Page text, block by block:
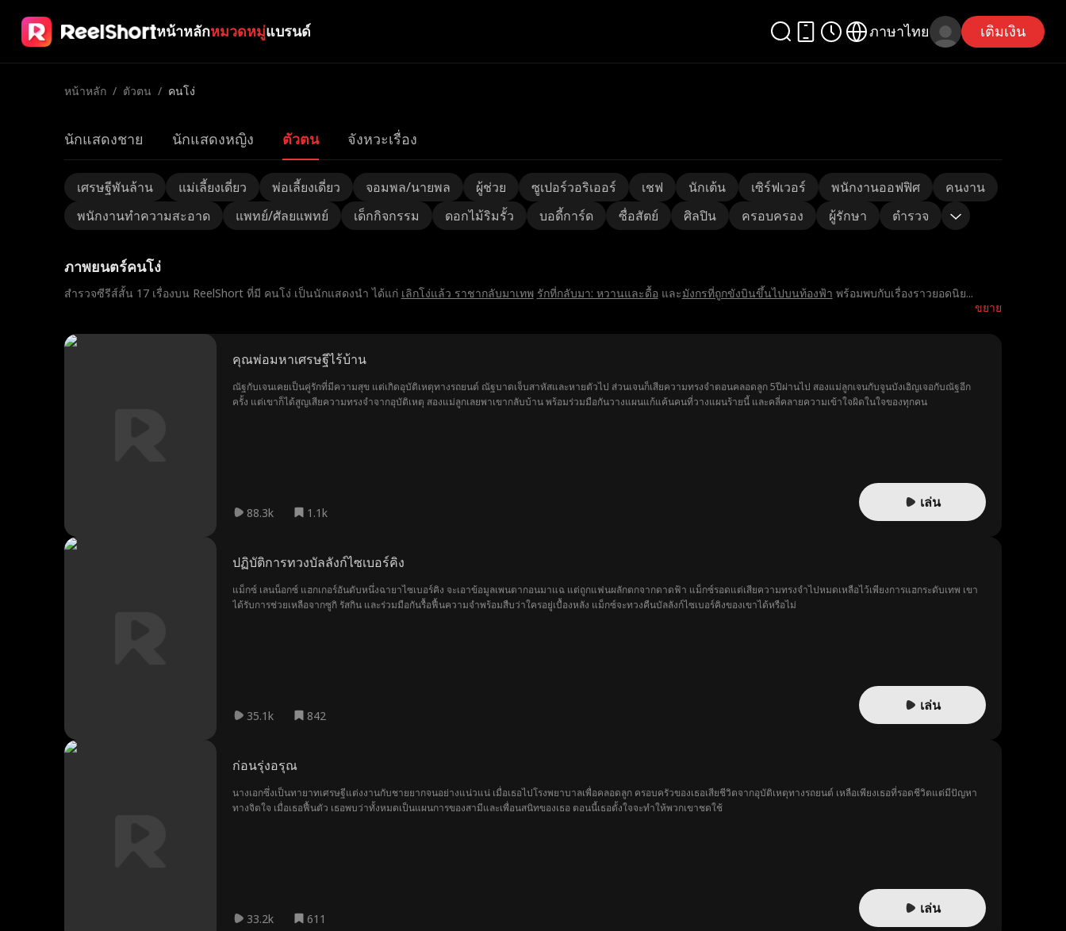
หน้าหลักหมวดหมู่แบรนด์ ภาษาไทย เติมเงิน
หน้าหลัก / ตัวตน / คนโง่
นักแสดงชาย นักแสดงหญิง ตัวตน จังหวะเรื่อง
เศรษฐีพันล้าน แม่เลี้ยงเดี่ยว พ่อเลี้ยงเดี่ยว จอมพล/นายพล ผู้ช่วย ซูเปอร์วอริเออร์ เชฟ นักเต้น เซิร์ฟเวอร์ พนักงานออฟฟิศ
คนงาน
พนักงานทําความสะอาด
แพทย์/ศัลยแพทย์ เด็กกิจกรรม ดอกไม้ริมรั้ว บอดี้การ์ด ซื่อสัตย์ ศิลปิน ครอบครอง ผู้รักษา ตำรวจ
ภาพยนตร์คนโง่
ขยาย
สำรวจซีรีส์สั้น 17 เรื่องบน ReelShort ที่มี คนโง่ เป็นนักแสดงนำ ได้แก่ เลิกโง่แล้ว ราชากลับมาเทพ รักที่กลับมา: หวานและดื้อ และมังกรที่ถูกขังบินขึ้นไปบนท้องฟ้า พร้อมพบกับเรื่องราวยอดนิย...
คุณพ่อมหาเศรษฐีไร้บ้าน
ณัฐกับเจนเคยเป็นคู่รักที่มีความสุข แต่เกิดอุบัติเหตุทางรถยนต์ ณัฐบาดเจ็บสาหัสและหายตัวไป ส่วนเจนก็เสียความทรงจำตอนคลอดลูก 5ปีผ่านไป สองแม่ลูกเจนกับจูนบังเอิญเจอกับณัฐอีก
ครั้ง แต่เขาก็ได้สูญเสียความทรงจำจากอุบัติเหตุ สองแม่ลูกเลยพาเขากลับบ้าน พร้อมร่วมมือกันวางแผนแก้แค้นคนที่วางแผนร้ายนี้ และคลี่คลายความเข้าใจผิดในใจของทุกคน
88.3k 1.1k
เล่น
ปฏิบัติการทวงบัลลังก์ไซเบอร์คิง
แม็กซ์ เลนน็อกซ์ แฮกเกอร์อันดับหนึ่งฉายาไซเบอร์คิง จะเอาข้อมูลเพนตากอนมาแฉ แต่ถูกแฟนผลักตกจากดาดฟ้า แม็กซ์รอดแต่เสียความทรงจำไปหมดเหลือไว้เพียงการแฮกระดับเทพ เขา
ได้รับการช่วยเหลือจากซูกิ รัสกิน และร่วมมือกันรื้อฟื้นความจำพร้อมสืบว่าใครอยู่เบื้องหลัง แม็กซ์จะทวงคืนบัลลังก์ไซเบอร์คิงของเขาได้หรือไม่
35.1k 842
เล่น
ก่อนรุ่งอรุณ
นางเอกซึ่งเป็นทายาทเศรษฐีแต่งงานกับชายยากจนอย่างแน่วแน่ เมื่อเธอไปโรงพยาบาลเพื่อคลอดลูก ครอบครัวของเธอเสียชีวิตจากอุบัติเหตุทางรถยนต์ เหลือเพียงเธอที่รอดชีวิตแต่มีปัญหา
ทางจิตใจ เมื่อเธอฟื้นตัว เธอพบว่าทั้งหมดเป็นแผนการของสามีและเพื่อนสนิทของเธอ ตอนนี้เธอตั้งใจจะทำให้พวกเขาชดใช้
33.2k 611
เล่น